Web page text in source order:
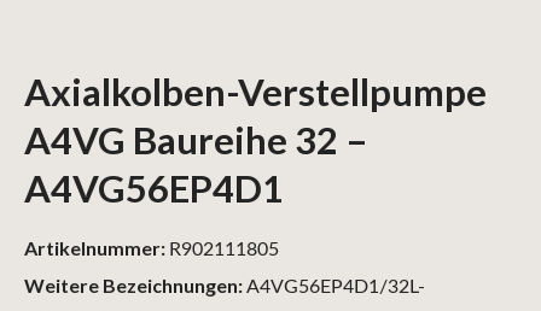
Axialkolben-Verstellpumpe
A4VG Baureihe 32 –
A4VG56EP4D1
Weitere Bezeichnungen:A4VG56EP4D1/32L-
Artikelnummer: R902111805